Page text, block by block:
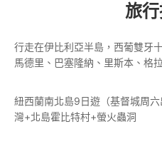
旅
行走在伊比利亞半島，西葡雙牙
馬德里、巴塞隆納、里斯本、格
紐西蘭南北島9日遊（基督城周
灣+北島霍比特村+螢火蟲洞